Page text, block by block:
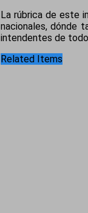
La rúbrica de este
nacionales, dónde
intendentes de
Related Items